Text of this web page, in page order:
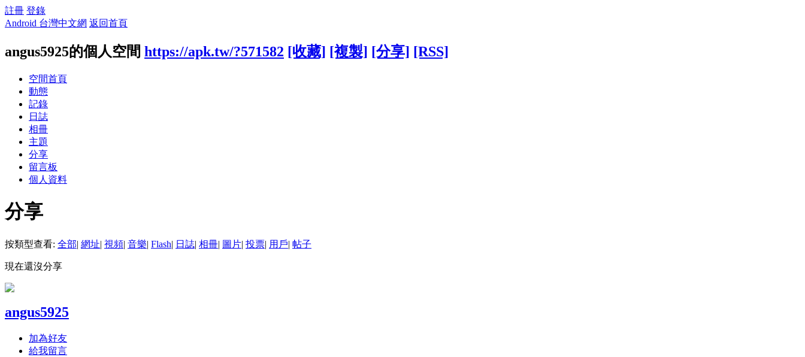
註冊 登錄
Android 台灣中文網 返回首頁
angus5925的個人空間 https://apk.tw/?571582 [收藏] [複製] [分享] [RSS]
空間首頁
動態
記錄
日誌
相冊
主題
分享
留言板
個人資料
分享
按類型查看: 全部| 網址| 視頻| 音樂| Flash| 日誌| 相冊| 圖片| 投票| 用戶| 帖子
現在還沒分享
angus5925
加為好友
給我留言